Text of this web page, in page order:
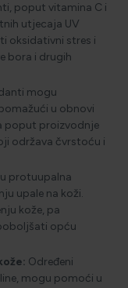
poput vitamina C i
utjecaja UV
oksidativni stres i
bora i drugih
mogu
u obnovi
poput proizvodnje
održava čvrstoću i
protuupalna
upale na koži.
kože, pa
opću
Određeni
mogu pomoći u